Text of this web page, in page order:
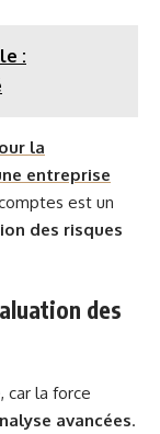
:
la
entreprise
est un
des risques
des
car la force
avancées.